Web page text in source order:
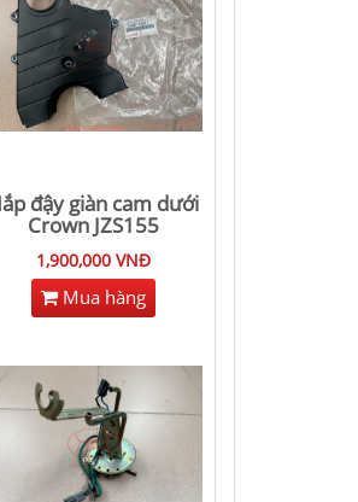
đậy giàn cam dưới
Crown JZS155
1,900,000 VNĐ
Mua hàng